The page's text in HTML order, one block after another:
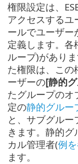
権限設定は、
アクセスするユ
ールでユーザー
定義します。各
ループ)がありま
た権限は、この
ーザーの[静的
たグループのオ
定の静的グルー
と、サブグル
きます。静的
カル管理者(例
ます。